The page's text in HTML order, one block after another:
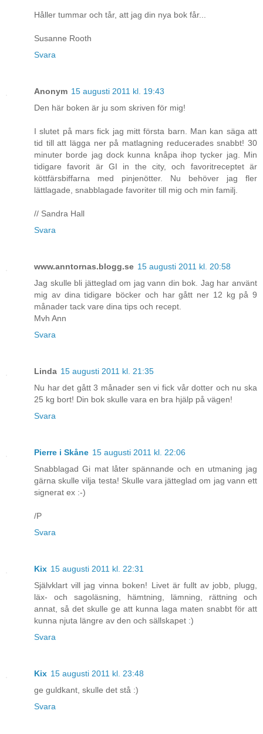
Håller tummar och tår, att jag din nya bok får...
Susanne Rooth
Svara
Anonym 15 augusti 2011 kl. 19:43
Den här boken är ju som skriven för mig!
I slutet på mars fick jag mitt första barn. Man kan säga att
tid till att lägga ner på matlagning reducerades snabbt! 30
minuter borde jag dock kunna knåpa ihop tycker jag. Min
tidigare favorit är GI in the city, och favoritreceptet är
köttfärsbiffarna med pinjenötter. Nu behöver jag fler
lättlagade, snabblagade favoriter till mig och min familj.
// Sandra Hall
Svara
www.anntornas.blogg.se 15 augusti 2011 kl. 20:58
Jag skulle bli jätteglad om jag vann din bok. Jag har använt
mig av dina tidigare böcker och har gått ner 12 kg på 9
månader tack vare dina tips och recept.
Mvh Ann
Svara
Linda 15 augusti 2011 kl. 21:35
Nu har det gått 3 månader sen vi fick vår dotter och nu ska
25 kg bort! Din bok skulle vara en bra hjälp på vägen!
Svara
Pierre i Skåne 15 augusti 2011 kl. 22:06
Snabblagad Gi mat låter spännande och en utmaning jag
gärna skulle vilja testa! Skulle vara jätteglad om jag vann ett
signerat ex :-)
/P
Svara
Kix 15 augusti 2011 kl. 22:31
Självklart vill jag vinna boken! Livet är fullt av jobb, plugg,
läx- och sagoläsning, hämtning, lämning, rättning och
annat, så det skulle ge att kunna laga maten snabbt för att
kunna njuta längre av den och sällskapet :)
Svara
Kix 15 augusti 2011 kl. 23:48
ge guldkant, skulle det stå :)
Svara